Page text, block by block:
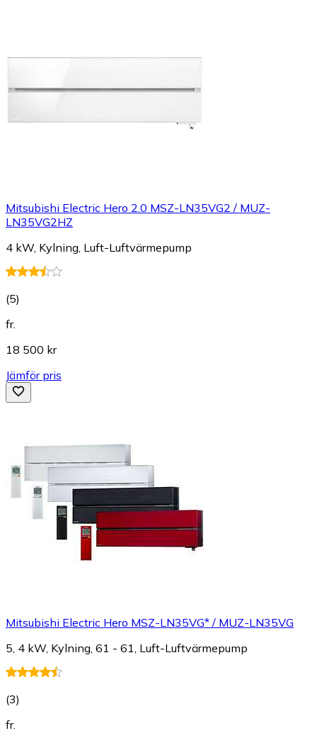
Mitsubishi Electric Hero 2.0 MSZ-LN35VG2 / MUZ-
LN35VG2HZ
4 kW, Kylning, Luft-Luftvärmepump
(5)
fr.
18 500 kr
Jämför pris
Mitsubishi Electric Hero MSZ-LN35VG* / MUZ-LN35VG
5, 4 kW, Kylning, 61 - 61, Luft-Luftvärmepump
(3)
fr.